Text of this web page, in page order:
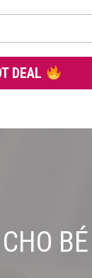
DEAL
BÉ